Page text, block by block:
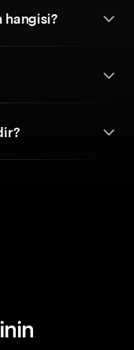
hangisi?